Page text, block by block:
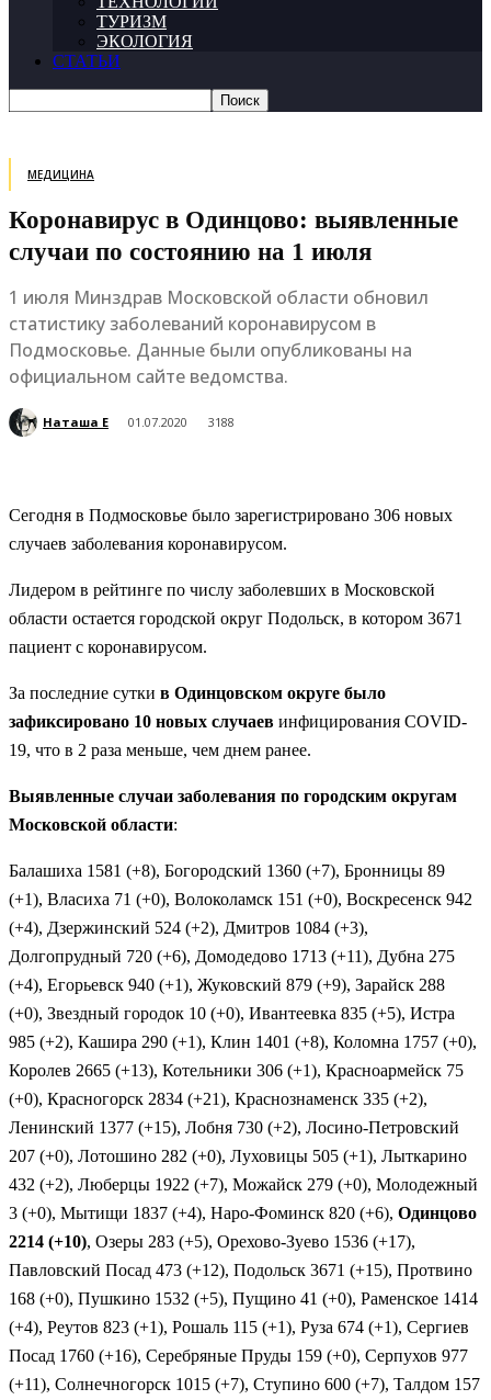
ТУРИЗМ
ЭКОЛОГИЯ
СТАТЬИ
МЕДИЦИНА
Коронавирус в Одинцово: выявленные
случаи по состоянию на 1 июля
1 июля Минздрав Московской области обновил
статистику заболеваний коронавирусом в
Подмосковье. Данные были опубликованы на
официальном сайте ведомства.
Наташа Е 01.07.2020 3188
Сегодня в Подмосковье было зарегистрировано 306 новых
случаев заболевания коронавирусом.
Лидером в рейтинге по числу заболевших в Московской
области остается городской округ Подольск, в котором 3671
пациент с коронавирусом.
За последние сутки в Одинцовском округе было
зафиксировано 10 новых случаев инфицирования COVID-
19, что в 2 раза меньше, чем днем ранее.
Выявленные случаи заболевания по городским округам
Московской области:
Балашиха 1581 (+8), Богородский 1360 (+7), Бронницы 89
(+1), Власиха 71 (+0), Волоколамск 151 (+0), Воскресенск 942
(+4), Дзержинский 524 (+2), Дмитров 1084 (+3),
Долгопрудный 720 (+6), Домодедово 1713 (+11), Дубна 275
(+4), Егорьевск 940 (+1), Жуковский 879 (+9), Зарайск 288
(+0), Звездный городок 10 (+0), Ивантеевка 835 (+5), Истра
985 (+2), Кашира 290 (+1), Клин 1401 (+8), Коломна 1757 (+0),
Королев 2665 (+13), Котельники 306 (+1), Красноармейск 75
(+0), Красногорск 2834 (+21), Краснознаменск 335 (+2),
Ленинский 1377 (+15), Лобня 730 (+2), Лосино-Петровский
207 (+0), Лотошино 282 (+0), Луховицы 505 (+1), Лыткарино
432 (+2), Люберцы 1922 (+7), Можайск 279 (+0), Молодежный
3 (+0), Мытищи 1837 (+4), Наро-Фоминск 820 (+6), Одинцово
2214 (+10), Озеры 283 (+5), Орехово-Зуево 1536 (+17),
Павловский Посад 473 (+12), Подольск 3671 (+15), Протвино
168 (+0), Пушкино 1532 (+5), Пущино 41 (+0), Раменское 1414
(+4), Реутов 823 (+1), Рошаль 115 (+1), Руза 674 (+1), Сергиев
Посад 1760 (+16), Серебряные Пруды 159 (+0), Серпухов 977
(+11), Солнечногорск 1015 (+7), Ступино 600 (+7), Талдом 157